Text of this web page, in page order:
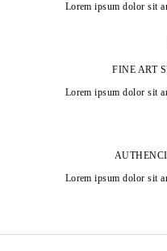
Lorem ipsum dolor sit
FINE ART
Lorem ipsum dolor sit
Lorem ipsum dolor sit